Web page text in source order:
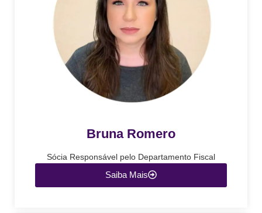
Bruna Romero
Sócia Responsável pelo Departamento Fiscal
Saiba Mais